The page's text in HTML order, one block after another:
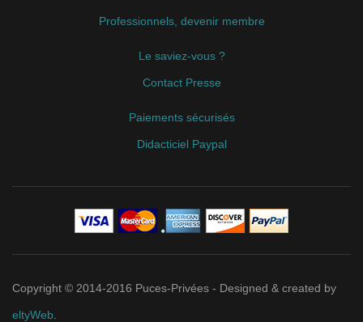
Professionnels, devenir membre
Le saviez-vous ?
Contact Presse
Paiements sécurisés
Didacticiel Paypal
Copyright © 2014-2016 Puces-Privées - Designed & created by
eltyWeb